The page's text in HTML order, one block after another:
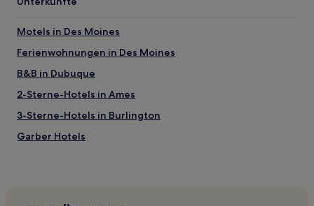
Motels in Des Moines
Ferienwohnungen in Des Moines
B&B in Dubuque
2-Sterne-Hotels in Ames
3-Sterne-Hotels in Burlington
Garber Hotels